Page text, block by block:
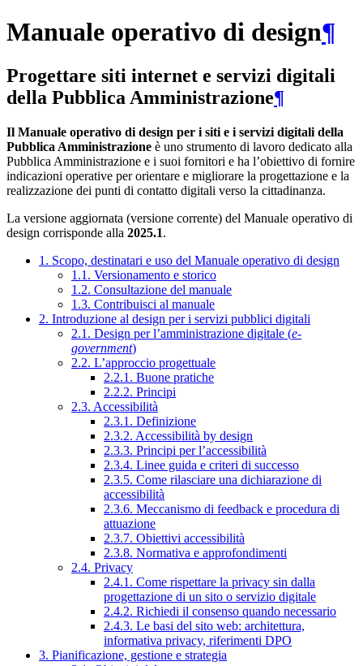
Manuale operativo di design¶
Progettare siti internet e servizi digitali
della Pubblica Amministrazione¶
Il Manuale operativo di design per i siti e i servizi digitali della
Pubblica Amministrazione è uno strumento di lavoro dedicato alla
Pubblica Amministrazione e i suoi fornitori e ha l’obiettivo di fornire
indicazioni operative per orientare e migliorare la progettazione e la
realizzazione dei punti di contatto digitali verso la cittadinanza.
La versione aggiornata (versione corrente) del Manuale operativo di
design corrisponde alla 2025.1.
1. Scopo, destinatari e uso del Manuale operativo di design
1.1. Versionamento e storico
1.2. Consultazione del manuale
1.3. Contribuisci al manuale
2. Introduzione al design per i servizi pubblici digitali
2.1. Design per l’amministrazione digitale (e-
government)
2.2. L’approccio progettuale
2.2.1. Buone pratiche
2.2.2. Principi
2.3. Accessibilità
2.3.1. Definizione
2.3.2. Accessibilità by design
2.3.3. Principi per l’accessibilità
2.3.4. Linee guida e criteri di successo
2.3.5. Come rilasciare una dichiarazione di
accessibilità
2.3.6. Meccanismo di feedback e procedura di
attuazione
2.3.7. Obiettivi accessibilità
2.3.8. Normativa e approfondimenti
2.4. Privacy
2.4.1. Come rispettare la privacy sin dalla
progettazione di un sito o servizio digitale
2.4.2. Richiedi il consenso quando necessario
2.4.3. Le basi del sito web: architettura,
informativa privacy, riferimenti DPO
3. Pianificazione, gestione e strategia